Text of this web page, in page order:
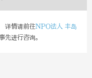
详情请前往NPO法人 丰岛
先进行咨询。